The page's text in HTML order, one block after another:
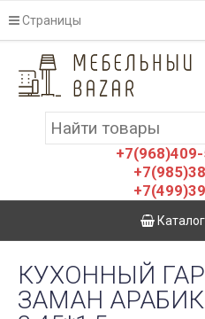
Страницы
КУХОННЫЙ
ЗАМАН